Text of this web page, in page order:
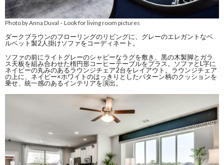
Photo by Anna Duval –Look for living room pictures
ダークブラウンのフローリングのリビングに、グレーのエレガントなベ
ルベット製2人掛けソファをコーディネート。
ソファの前にライトグレーのシャビーなラグを敷き、黒の木製脚とガラ
ス天板を組み合わせた楕円形コーヒーテーブルをプラス。ソファとL字に
ネイビーの丸みのあるラウンジチェア2台をレイアウト。ラウンジチェア
の上に、ネイビー×ホワイトのはっきりとしたパターン柄のクッションを
乗せ、統一感のあるインテリアを演出。